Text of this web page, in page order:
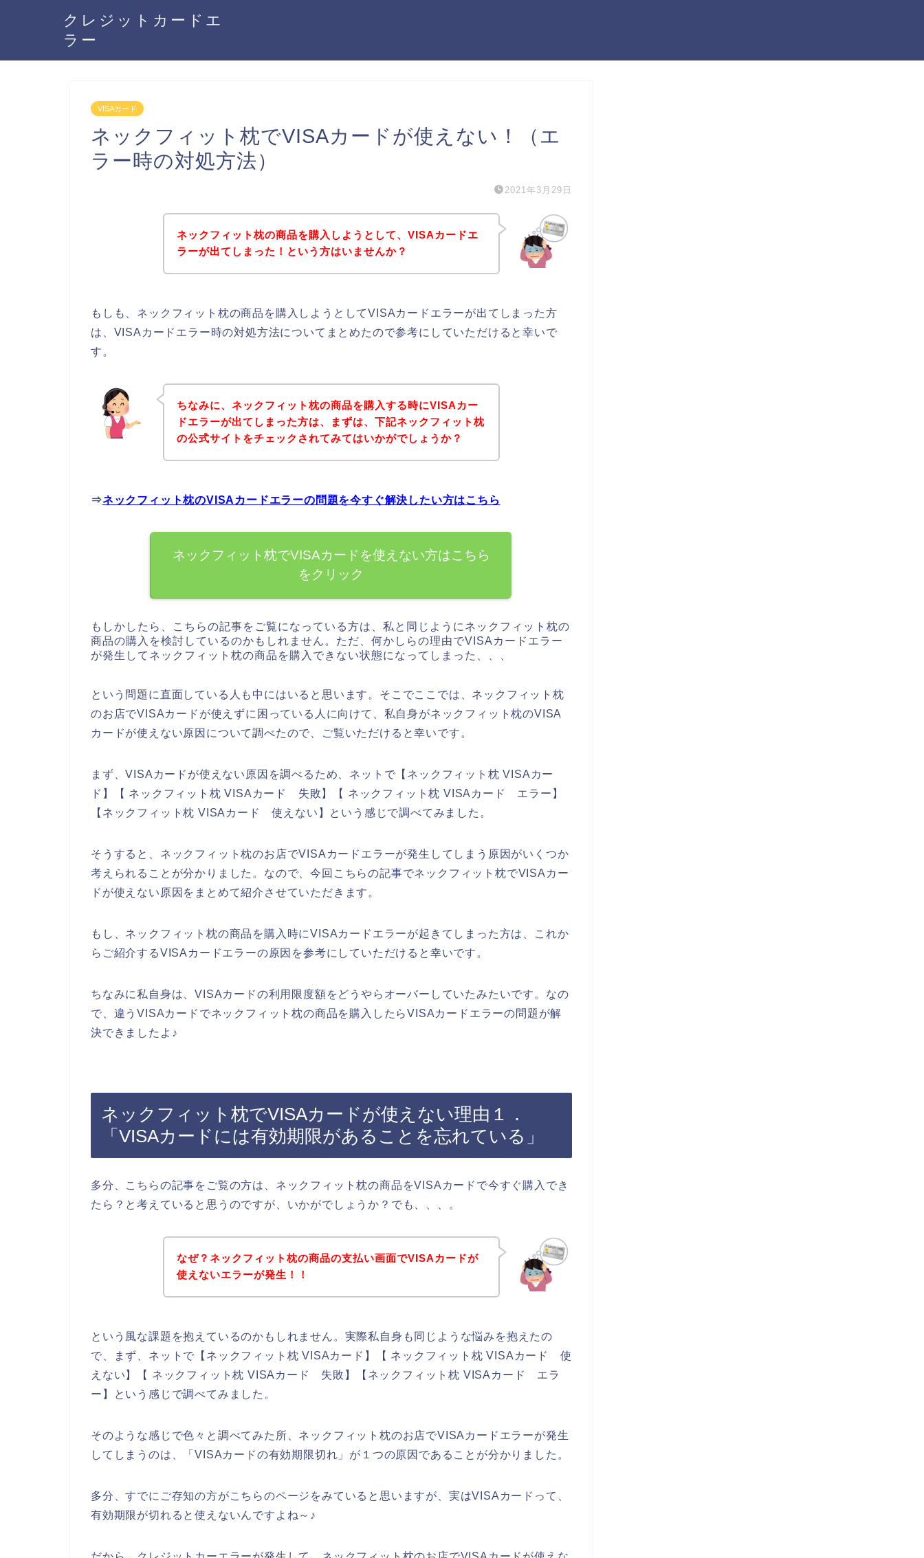
クレジットカードエ
ラー
VISAカード
ネックフィット枕でVISAカードが使えない！（エ
ラー時の対処方法）
2021年3月29日
ネックフィット枕の商品を購入しようとして、VISAカードエ
ラーが出てしまった！という方はいませんか？
もしも、ネックフィット枕の商品を購入しようとしてVISAカードエラーが出てしまった方
は、VISAカードエラー時の対処方法についてまとめたので参考にしていただけると幸いで
す。
ちなみに、ネックフィット枕の商品を購入する時にVISAカー
ドエラーが出てしまった方は、まずは、下記ネックフィット枕
の公式サイトをチェックされてみてはいかがでしょうか？
⇒ネックフィット枕のVISAカードエラーの問題を今すぐ解決したい方はこちら
ネックフィット枕でVISAカードを使えない方はこちら
をクリック
もしかしたら、こちらの記事をご覧になっている方は、私と同じようにネックフィット枕の
商品の購入を検討しているのかもしれません。ただ、何かしらの理由でVISAカードエラー
が発生してネックフィット枕の商品を購入できない状態になってしまった、、、
という問題に直面している人も中にはいると思います。そこでここでは、ネックフィット枕
のお店でVISAカードが使えずに困っている人に向けて、私自身がネックフィット枕のVISA
カードが使えない原因について調べたので、ご覧いただけると幸いです。
まず、VISAカードが使えない原因を調べるため、ネットで【ネックフィット枕 VISAカー
ド】【 ネックフィット枕 VISAカード 失敗】【 ネックフィット枕 VISAカード エラー】
【ネックフィット枕 VISAカード 使えない】という感じで調べてみました。
そうすると、ネックフィット枕のお店でVISAカードエラーが発生してしまう原因がいくつか
考えられることが分かりました。なので、今回こちらの記事でネックフィット枕でVISAカー
ドが使えない原因をまとめて紹介させていただきます。
もし、ネックフィット枕の商品を購入時にVISAカードエラーが起きてしまった方は、これか
らご紹介するVISAカードエラーの原因を参考にしていただけると幸いです。
ちなみに私自身は、VISAカードの利用限度額をどうやらオーバーしていたみたいです。なの
で、違うVISAカードでネックフィット枕の商品を購入したらVISAカードエラーの問題が解
決できましたよ♪
ネックフィット枕でVISAカードが使えない理由１．
「VISAカードには有効期限があることを忘れている」
多分、こちらの記事をご覧の方は、ネックフィット枕の商品をVISAカードで今すぐ購入でき
たら？と考えていると思うのですが、いかがでしょうか？でも、、、。
なぜ？ネックフィット枕の商品の支払い画面でVISAカードが
使えないエラーが発生！！
という風な課題を抱えているのかもしれません。実際私自身も同じような悩みを抱えたの
で、まず、ネットで【ネックフィット枕 VISAカード】【 ネックフィット枕 VISAカード 使
えない】【 ネックフィット枕 VISAカード 失敗】【ネックフィット枕 VISAカード エラ
ー】という感じで調べてみました。
そのような感じで色々と調べてみた所、ネックフィット枕のお店でVISAカードエラーが発生
してしまうのは、「VISAカードの有効期限切れ」が１つの原因であることが分かりました。
多分、すでにご存知の方がこちらのページをみていると思いますが、実はVISAカードって、
有効期限が切れると使えないんですよね～♪